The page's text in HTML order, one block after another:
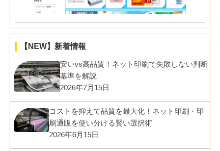
【NEW】新着情報
安いvs高品質！ネット印刷で失敗しない判断
基準を解説
2026年7月15日
コストを抑えて品質を最大化！ネット印刷・印
刷通販を使い分ける賢い選択術
2026年6月15日